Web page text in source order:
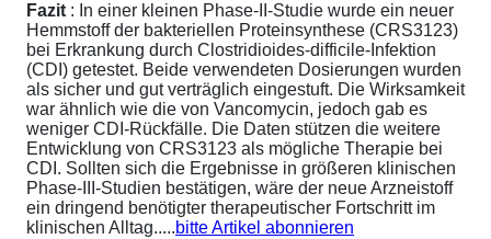
Fazit : In einer kleinen Phase-II-Studie wurde ein neuer
Hemmstoff der bakteriellen Proteinsynthese (CRS3123)
bei Erkrankung durch Clostridioides-difficile-Infektion
(CDI) getestet. Beide verwendeten Dosierungen wurden
als sicher und gut verträglich eingestuft. Die Wirksamkeit
war ähnlich wie die von Vancomycin, jedoch gab es
weniger CDI-Rückfälle. Die Daten stützen die weitere
Entwicklung von CRS3123 als mögliche Therapie bei
CDI. Sollten sich die Ergebnisse in größeren klinischen
Phase-III-Studien bestätigen, wäre der neue Arzneistoff
ein dringend benötigter therapeutischer Fortschritt im
klinischen Alltag.....bitte Artikel abonnieren